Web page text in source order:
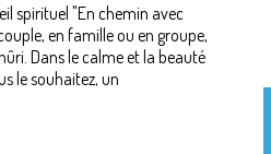
spirituel "En chemin avec
en famille ou en groupe,
Dans le calme et la beauté
le souhaitez, un